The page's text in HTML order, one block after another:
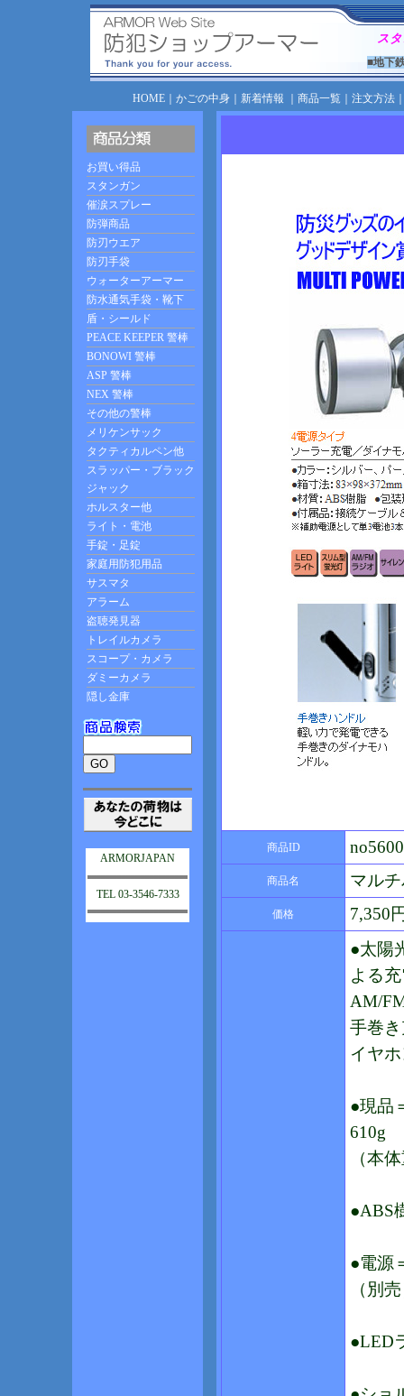
ス
■地下
HOME｜ かごの中身｜ 新着情報 商品一覧｜ 注文方法
ARMORJAPAN
TEL 03-3546-7333
商品ID
商品名 マル
価格 7,350
●太陽
よる
AM/
手巻
イヤ
●現品
610g
（本
●ABS
●電源
（別
●LED